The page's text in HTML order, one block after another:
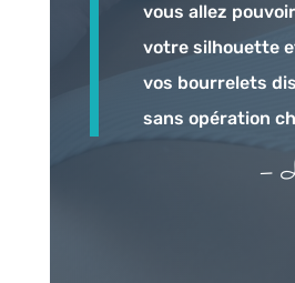
vous allez
votre silhouette
vos bourrelets
sans opération
–